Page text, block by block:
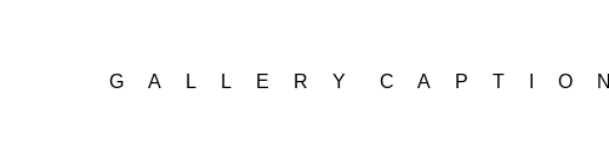
​G A L L E R Y C A P T I O N